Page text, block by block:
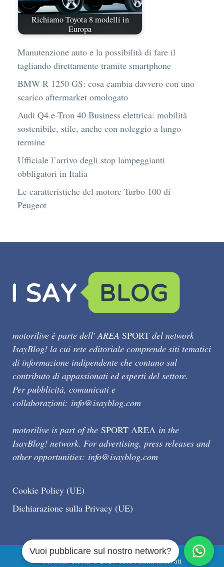
Richiamo Toyota 8 modelli in
Europa
Manutenzione auto e la possibilità di fare il
tagliando direttamente tramite smartphone
BMW R 1250 GS: cosa cambia davvero con uno
scarico aftermarket omologato
Audi Q4 e-Tron 40 Business elettrica: mobilità
sostenibile, stile, anche con noleggio a lungo
termine
Ufficiale l’arrivo degli stop lampeggianti
obbligatori in Italia
Le caratteristiche del motore Turbo 100 di
Peugeot
motorilive è parte dell' AREA SPORT del network
IsayBlog! la cui rete editoriale comprende siti tematici
di informazione indipendente che contano sul
contributo di appassionati ed esperti del settore.
Per pubblicità, comunicati e
collaborazioni: info@isayblog.com
motorilive is part of the SPORT AREA in the
IsayBlog! network. For advertising, press releases and
other opportunities: info@isayblog.com
Cookie Policy (UE)
Dichiarazione sulla Privacy (UE)
Motorilive.com © 2026 Tutti i diritti riservati
Vuoi pubblicare sul nostro network?